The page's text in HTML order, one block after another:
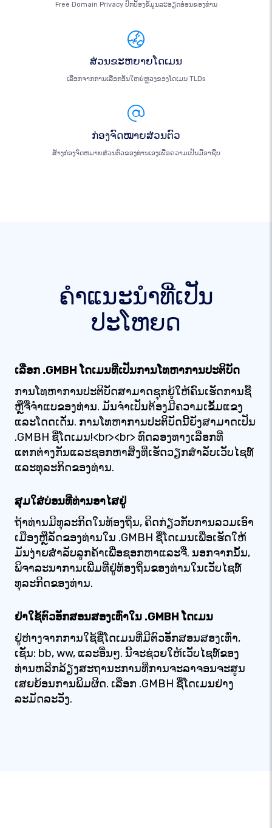
Free Domain Privacy ປົກປ້ອງຂໍ້ມູນລະອຽດອ່ອນຂອງທ່ານ
ສ່ວນຂະຫຍາຍໂດເມນ
ເລືອກຈາກການເລືອກອັນໃຫຍ່ຫຼວງຂອງໂດເມນ TLDs
ກ່ອງຈົດໝາຍສ່ວນຕົວ
ສ້າງກ່ອງຈົດຫມາຍສ່ວນຕົວຂອງທ່ານເອງເພື່ອຄວາມເປັນມືອາຊີບ
ຄໍາແນະນໍາທີ່ເປັນ
ປະໂຫຍດ
ເລືອກ .GMBH ໂດເມນທີ່ເປັນການໂທຫາການປະຕິບັດ
ການໂທຫາການປະຕິບັດສາມາດຊຸກຍູ້ໃຫ້ຄົນເຮັດການຊື້
ຫຼືຈື່ຈໍາແບຂອງທ່ານ. ມັນຈໍາເປັນຕ້ອງມີຄວາມເຂັ້ມແຂງ
ແລະໂດດເດັ່ນ. ການໂທຫາການປະຕິບັດນີ້ຍັງສາມາດເປັນ
.GMBH ຊື່ໂດເມນ!<br><br> ທົດລອງທາງເລືອກທີ່
ແຕກຕ່າງກັນແລະຊອກຫາສິ່ງທີ່ເຮັດວຽກສໍາລັບເວັບໄຊທ໌
ແລະທຸລະກິດຂອງທ່ານ.
ສຸມໃສ່ບ່ອນທີ່ທ່ານອາໄສຢູ່
ຖ້າທ່ານມີທຸລະກິດໃນທ້ອງຖິ່ນ, ຄິດກ່ຽວກັບການລວມເອົາ
ເມືອງຫຼືລັດຂອງທ່ານໃນ .GMBH ຊື່ໂດເມນເພື່ອເຮັດໃຫ້
ມັນງ່າຍສໍາລັບລູກຄ້າເພື່ອຊອກຫາແລະຈື່. ນອກຈາກນັ້ນ,
ພິຈາລະນາການເພີ່ມທີ່ຢູ່ທ້ອງຖິ່ນຂອງທ່ານໃນເວັບໄຊທ໌
ທຸລະກິດຂອງທ່ານ.
ຢ່າໃຊ້ຕົວອັກສອນສອງເທົ່າໃນ .GMBH ໂດເມນ
ຢູ່ຫ່າງຈາກການໃຊ້ຊື່ໂດເມນທີ່ມີຕົວອັກສອນສອງເທົ່າ,
ເຊັ່ນ: bb, ww, ແລະອື່ນໆ. ນີ້ຈະຊ່ວຍໃຫ້ເວັບໄຊທ໌ຂອງ
ທ່ານຫລີກລ້ຽງສະຖານະການທີ່ການຈະລາຈອນຈະສູນ
ເສຍຍ້ອນການພິມຜິດ. ເລືອກ .GMBH ຊື່ໂດເມນຢ່າງ
ລະມັດລະວັງ.